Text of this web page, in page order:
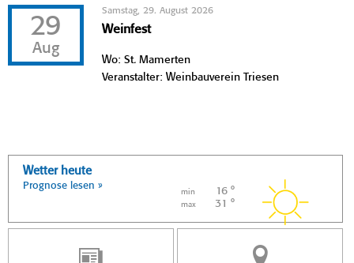
29
Aug
Samstag, 29. August 2026
Weinfest
Wo: St. Mamerten
Veranstalter: Weinbauverein Triesen
Wetter heute
Prognose lesen »
min 16 °
max 31 °